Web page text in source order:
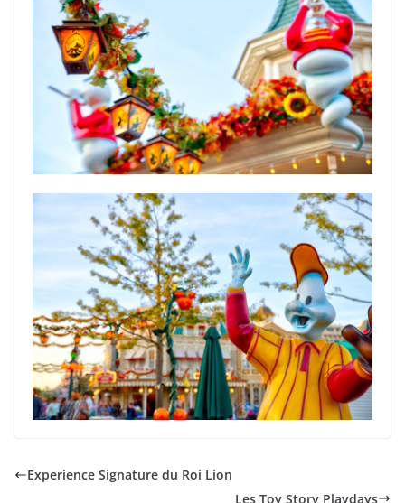
Experience Signature du Roi Lion
Les Toy Story Playdays